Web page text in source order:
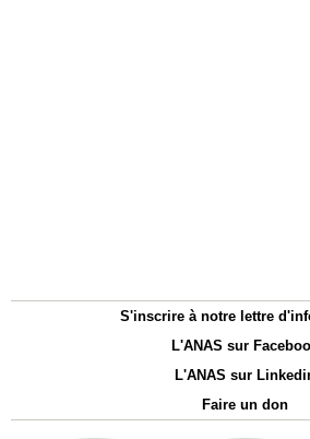
S'inscrire à notre lettre
L'ANAS sur
L'ANAS sur
Faire un don